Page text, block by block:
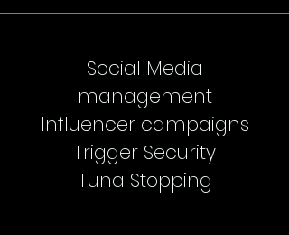
Social Media
management
Influencer campaigns
Trigger Security
Tuna Stopping